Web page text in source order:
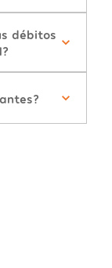
débitos